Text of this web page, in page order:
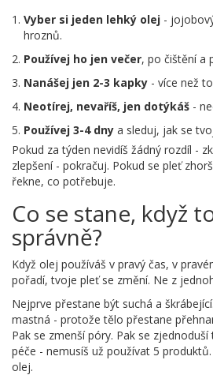
Vyber si jeden lehký olej -
hroznů.
Používej ho jen večer, po čištění a
Nanášej jen 2-3 kapky - více než
Neotírej, nevaříš, jen dotýkáš -
Používej 3-4 dny a sleduj, jak se
Pokud za týden nevidíš žádný rozdíl -
zlepšení - pokračuj. Pokud se pleť
řekne, co potřebuje.
Co se stane, když
správně?
Když olej používáš v pravý čas, v
pořadí, tvoje pleť se změní. Ne z
Nejprve přestane být suchá a
mastná - protože tělo přestane
Pak se zmenší póry. Pak se
péče - nemusíš už používat 5
olej.